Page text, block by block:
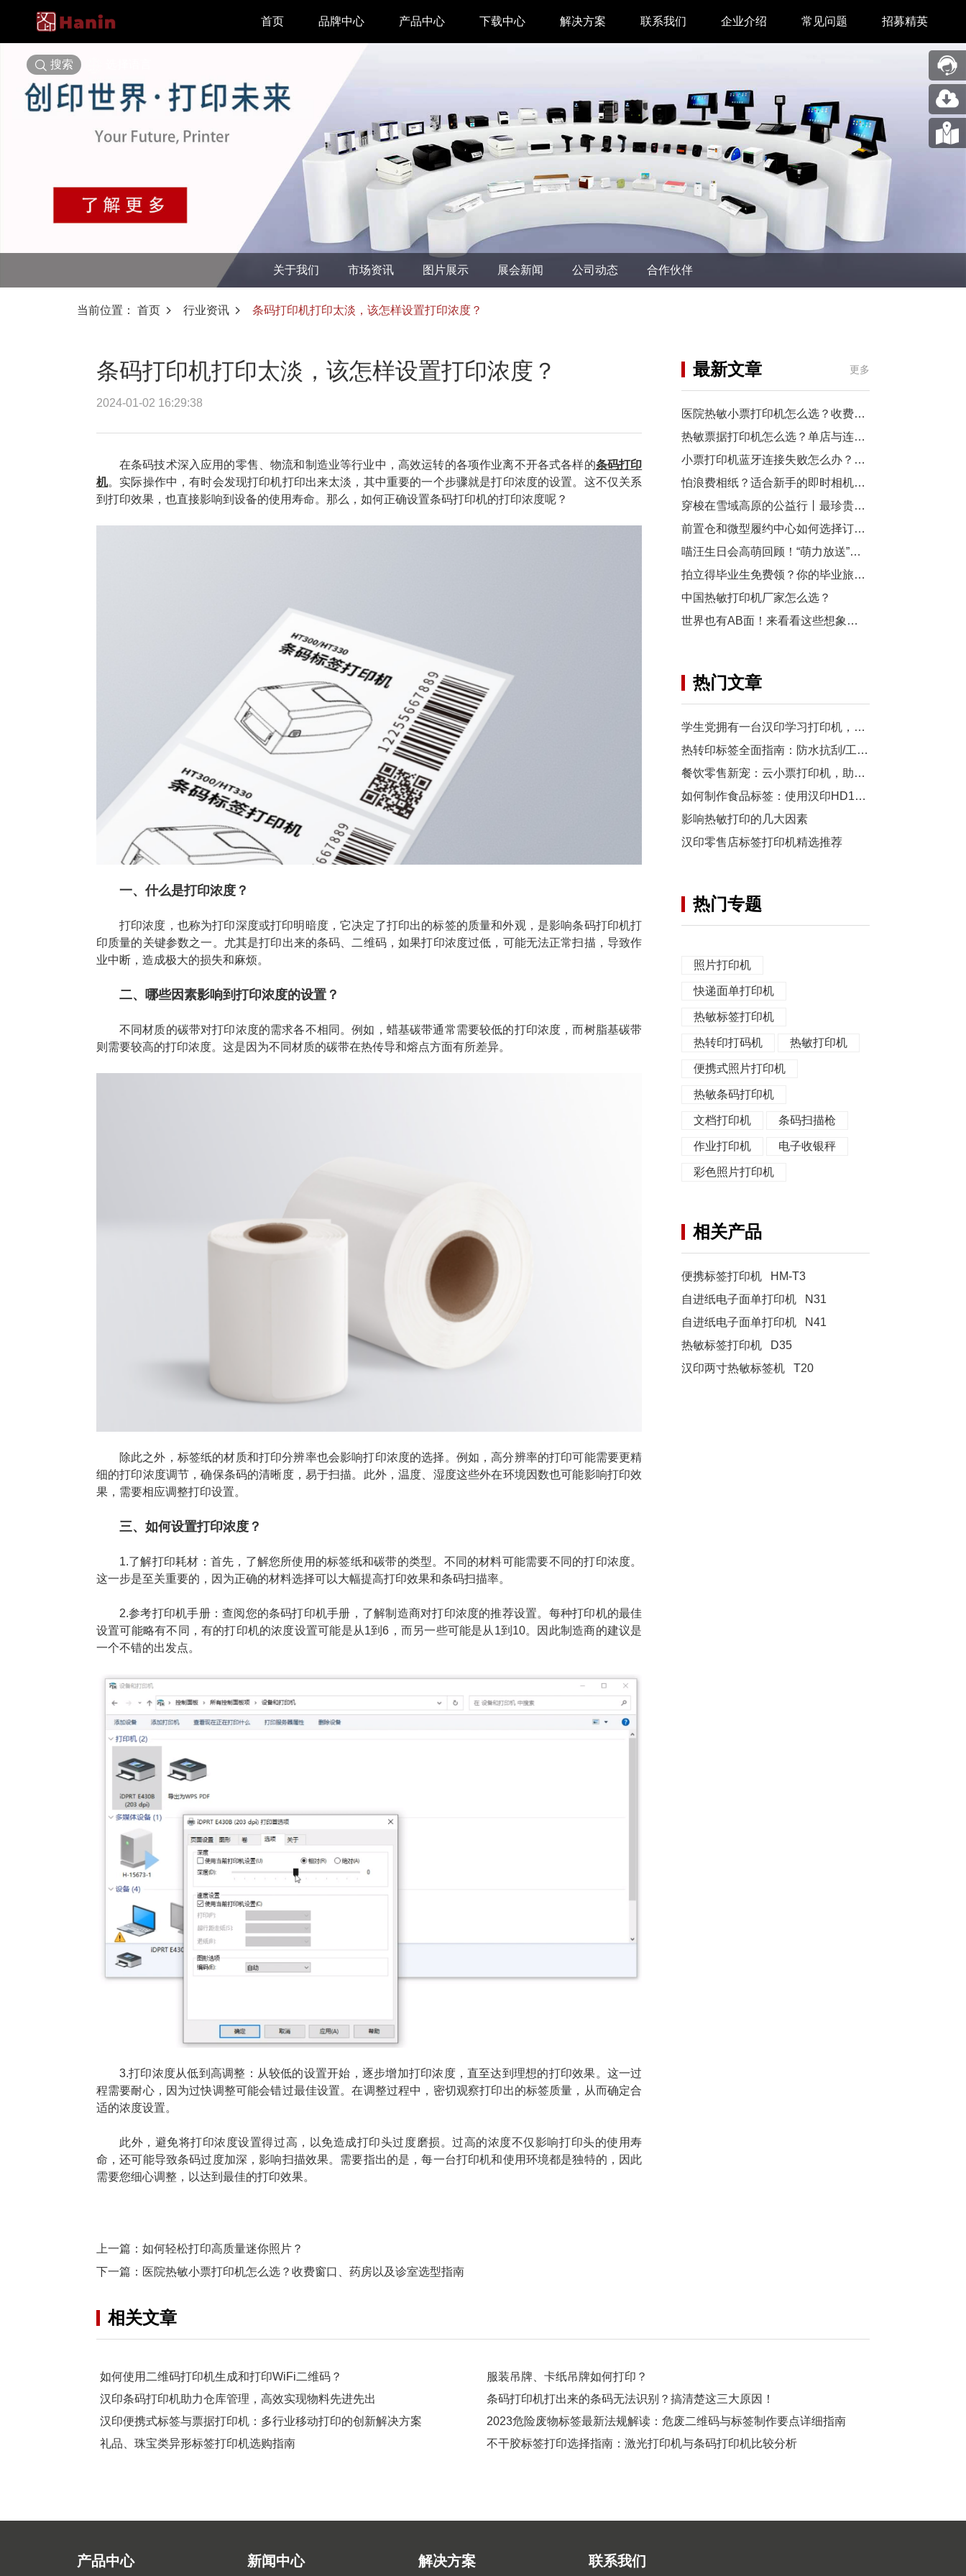
首页 品牌中心 产品中心 下载中心
汉印管家
工具下载
汉码标签软件
解决方案
即时零售
仓储物流
增材制造
联系我们
业务合作
回收再利用服务
问题反馈&建议
企业介绍
关于我们
图片展示
合作伙伴
汉印人文
公司动态
3D打印
常见问题 招募精英
搜索
关于我们 市场资讯 图片展示 展会新闻 公司动态 合作伙伴
当前位置： 首页 行业资讯 条码打印机打印太淡，该怎样设置打印浓度？
条码打印机打印太淡，该怎样设置打印浓度？
2024-01-02 16:29:38
在条码技术深入应用的零售、物流和制造业等行业中，高效运转的各项作业离不开各式各样的条码打印
机。实际操作中，有时会发现打印机打印出来太淡，其中重要的一个步骤就是打印浓度的设置。这不仅关系
到打印效果，也直接影响到设备的使用寿命。那么，如何正确设置条码打印机的打印浓度呢？
一、什么是打印浓度？
打印浓度，也称为打印深度或打印明暗度，它决定了打印出的标签的质量和外观，是影响条码打印机打
印质量的关键参数之一。尤其是打印出来的条码、二维码，如果打印浓度过低，可能无法正常扫描，导致作
业中断，造成极大的损失和麻烦。
二、哪些因素影响到打印浓度的设置？
不同材质的碳带对打印浓度的需求各不相同。例如，蜡基碳带通常需要较低的打印浓度，而树脂基碳带
则需要较高的打印浓度。这是因为不同材质的碳带在热传导和熔点方面有所差异。
除此之外，标签纸的材质和打印分辨率也会影响打印浓度的选择。例如，高分辨率的打印可能需要更精
细的打印浓度调节，确保条码的清晰度，易于扫描。此外，温度、湿度这些外在环境因数也可能影响打印效
果，需要相应调整打印设置。
三、如何设置打印浓度？
1.了解打印耗材：首先，了解您所使用的标签纸和碳带的类型。不同的材料可能需要不同的打印浓度。
这一步是至关重要的，因为正确的材料选择可以大幅提高打印效果和条码扫描率。
2.参考打印机手册：查阅您的条码打印机手册，了解制造商对打印浓度的推荐设置。每种打印机的最佳
设置可能略有不同，有的打印机的浓度设置可能是从1到6，而另一些可能是从1到10。因此制造商的建议是
一个不错的出发点。
3.打印浓度从低到高调整：从较低的设置开始，逐步增加打印浓度，直至达到理想的打印效果。这一过
程需要耐心，因为过快调整可能会错过最佳设置。在调整过程中，密切观察打印出的标签质量，从而确定合
适的浓度设置。
此外，避免将打印浓度设置得过高，以免造成打印头过度磨损。过高的浓度不仅影响打印头的使用寿
命，还可能导致条码过度加深，影响扫描效果。需要指出的是，每一台打印机和使用环境都是独特的，因此
需要您细心调整，以达到最佳的打印效果。
上一篇： 如何轻松打印高质量迷你照片？
下一篇： 医院热敏小票打印机怎么选？收费窗口、药房以及诊室选型指南
最新文章 更多
医院热敏小票打印机怎么选？收费窗口、药房以及诊室选型指南
热敏票据打印机怎么选？单店与连锁门店选型对比
小票打印机蓝牙连接失败怎么办？从配对到断连7步排查
怕浪费相纸？适合新手的即时相机推荐
穿梭在雪域高原的公益行丨最珍贵的“礼物”，是让孩子看见远方
前置仓和微型履约中心如何选择订单小票打印机？
喵汪生日会高萌回顾！“萌力放送”请查收~
拍立得毕业生免费领？你的毕业旅行照，也有机会上「三影堂」影展了！
中国热敏打印机厂家怎么选？
世界也有AB面！来看看这些想象力拉满的拍立得作品~
热门文章
学生党拥有一台汉印学习打印机，FT880究竟有多香？
热转印标签全面指南：防水抗刮/工业级首选/电商物流必看！
餐饮零售新宠：云小票打印机，助您高效运营！
如何制作食品标签：使用汉印HD100 的完整指南
影响热敏打印的几大因素
汉印零售店标签打印机精选推荐
热门专题
照片打印机
快递面单打印机
热敏标签打印机
热转印打码机 热敏打印机
便携式照片打印机
热敏条码打印机
文档打印机 条码扫描枪
作业打印机 电子收银秤
彩色照片打印机
相关产品
便携标签打印机 HM-T3
自进纸电子面单打印机 N31
自进纸电子面单打印机 N41
热敏标签打印机 D35
汉印两寸热敏标签机 T20
相关文章
如何使用二维码打印机生成和打印WiFi二维码？
服装吊牌、卡纸吊牌如何打印？
汉印条码打印机助力仓库管理，高效实现物料先进先出
条码打印机打出来的条码无法识别？搞清楚这三大原因！
汉印便携式标签与票据打印机：多行业移动打印的创新解决方案
2023危险废物标签最新法规解读：危废二维码与标签制作要点详细指南
礼品、珠宝类异形标签打印机选购指南
不干胶标签打印选择指南：激光打印机与条码打印机比较分析
产品中心 新闻中心 解决方案 联系我们